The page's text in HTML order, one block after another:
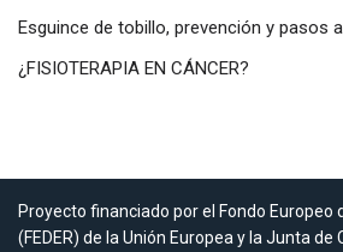
Esguince de tobillo, prevención y pasos
¿FISIOTERAPIA EN CÁNCER?
Proyecto financiado por el Fondo Europeo
(FEDER) de la Unión Europea y la Junta de